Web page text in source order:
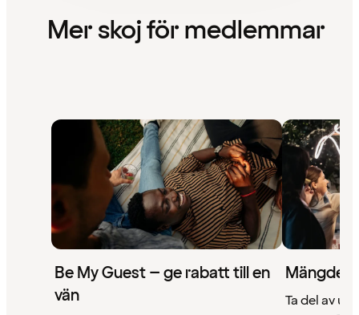
Mer skoj för medlemmar
Be My Guest – ge rabatt till en
vän
Mängder
Ta del av